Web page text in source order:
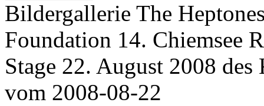
Bildergallerie The
Foundation 14. Chiemsee
Stage 22. August 2008
vom 2008-08-22